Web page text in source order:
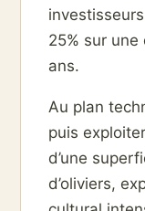
25% sur une
ans.
Au plan
puis
d’une
d’oliviers,